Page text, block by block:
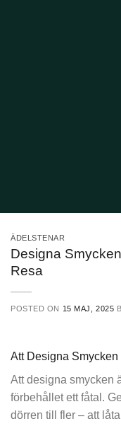
ÄDELSTENAR
Designa
Resa
POSTED ON 15 MAJ, 2025
Att Designa
Att designa smycken
förbehållet ett fåtal.
dörren till fler – att